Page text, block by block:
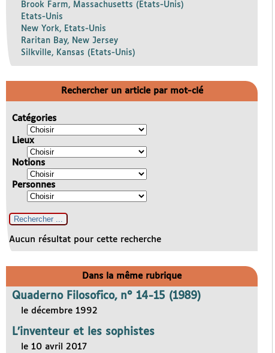
Brook Farm, Massachusetts (Etats-Unis)
Etats-Unis
New York, Etats-Unis
Raritan Bay, New Jersey
Silkville, Kansas (Etats-Unis)
Rechercher un article par mot-clé
Catégories
Lieux
Notions
Personnes
Aucun résultat pour cette recherche
Dans la même rubrique
Quaderno Filosofico, n° 14-15 (1989)
le décembre 1992
L’inventeur et les sophistes
le 10 avril 2017